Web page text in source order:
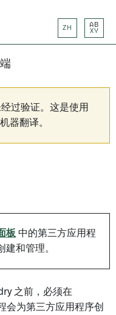
ZH
AB
XY
过验证。这是使用
器翻译。
板 中的第三方应用程
建和管理。
之前，必须在
会为第三方应用程序创